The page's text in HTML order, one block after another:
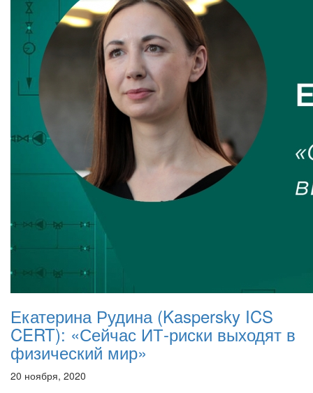
Екатерина Рудина (Kaspersky ICS
CERT): «Сейчас ИТ-риски выходят в
физический мир»
20 ноября, 2020